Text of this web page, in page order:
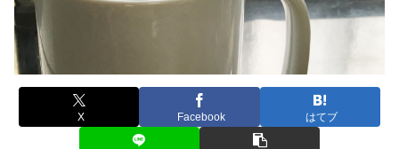
X Facebook はてブ